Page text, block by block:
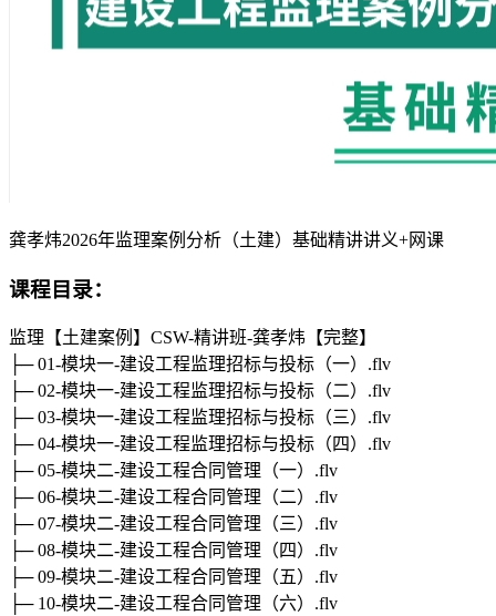
龚孝炜2026年监理案例分析（土建）基础精讲讲义+网课
课程目录：
监理【土建案例】CSW-精讲班-龚孝炜【完整】
├─ 01-模块一-建设工程监理招标与投标（一）.flv
├─ 02-模块一-建设工程监理招标与投标（二）.flv
├─ 03-模块一-建设工程监理招标与投标（三）.flv
├─ 04-模块一-建设工程监理招标与投标（四）.flv
├─ 05-模块二-建设工程合同管理（一）.flv
├─ 06-模块二-建设工程合同管理（二）.flv
├─ 07-模块二-建设工程合同管理（三）.flv
├─ 08-模块二-建设工程合同管理（四）.flv
├─ 09-模块二-建设工程合同管理（五）.flv
├─ 10-模块二-建设工程合同管理（六）.flv